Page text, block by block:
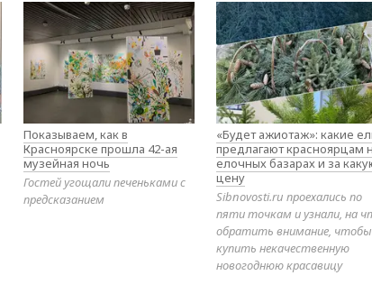
Показываем, как в
Красноярске прошла 42-ая
музейная ночь
Гостей угощали печеньками с
предсказанием
«Будет ажиотаж»: какие
предлагают красноярцам
елочных базарах и за
цену
Sibnovosti.ru проехались по
пяти точкам и узнали, на
обратить внимание, чтобы
купить некачественную
новогоднюю красавицу